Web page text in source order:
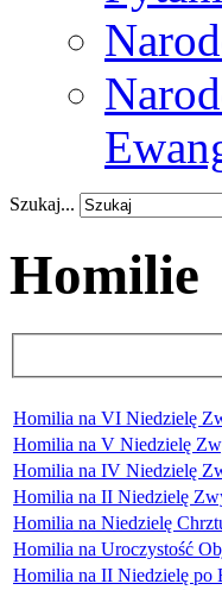
Szukaj...
Homilie
Homilia na VI Niedzielę
Homilia na V Niedzielę
Homilia na IV Niedzielę
Homilia na II Niedzielę
Homilia na Niedzielę
Homilia na Uroczystość
Homilia na II Niedzielę po